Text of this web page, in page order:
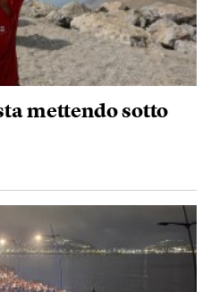
mettendo sotto